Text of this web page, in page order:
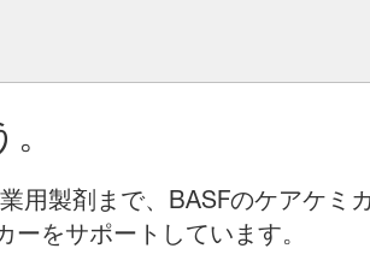
用製剤まで、BASFのケアケミ
をサポートしています。